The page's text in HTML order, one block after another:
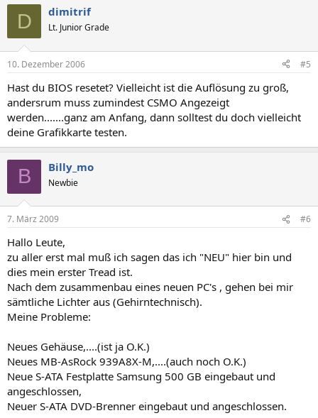
D dimitrif
Lt. Junior Grade
10. Dezember 2006 #5
Hast du BIOS resetet? Vielleicht ist die Auflösung zu groß,
andersrum muss zumindest CSMO Angezeigt
werden.......ganz am Anfang, dann solltest du doch vielleicht
deine Grafikkarte testen.
B Billy_mo
Newbie
7. März 2009 #6
Hallo Leute,
zu aller erst mal muß ich sagen das ich "NEU" hier bin und
dies mein erster Tread ist.
Nach dem zusammenbau eines neuen PC's , gehen bei mir
sämtliche Lichter aus (Gehirntechnisch).
Meine Probleme:
Neues Gehäuse,....(ist ja O.K.)
Neues MB-AsRock 939A8X-M,....(auch noch O.K.)
Neue S-ATA Festplatte Samsung 500 GB eingebaut und
angeschlossen,
Neuer S-ATA DVD-Brenner eingebaut und angeschlossen.